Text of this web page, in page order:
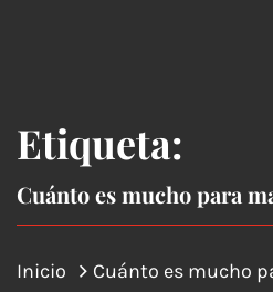
Etiqueta:
Cuánto es mucho para
Inicio Cuánto es mucho